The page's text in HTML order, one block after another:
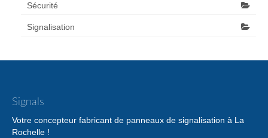
Sécurité
Signalisation
Signals
Votre concepteur fabricant de panneaux de signalisation à La
Rochelle !